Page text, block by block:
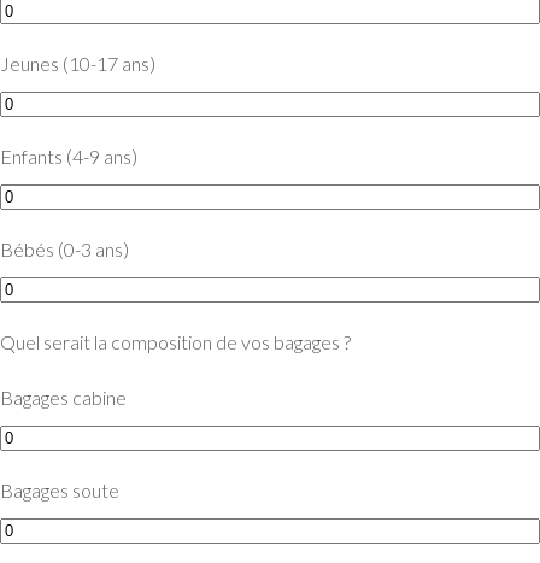
Jeunes (10-17 ans)
Enfants (4-9 ans)
Bébés (0-3 ans)
Quel serait la composition de vos bagages ?
Bagages cabine
Bagages soute